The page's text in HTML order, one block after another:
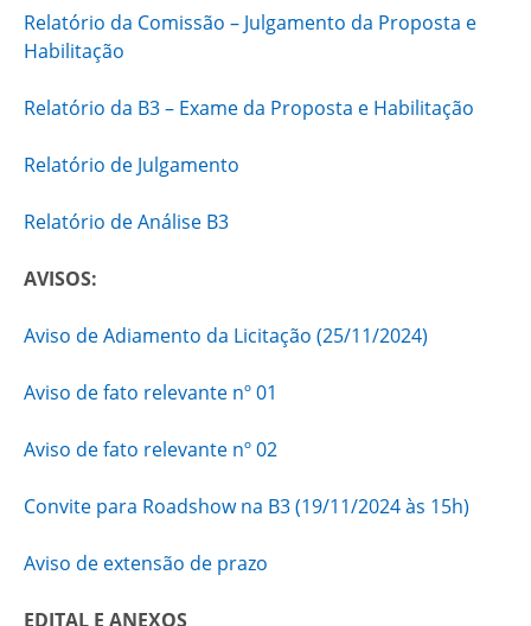
Relatório da Comissão – Julgamento da Proposta e
Habilitação
Relatório da B3 – Exame da Proposta e Habilitação
Relatório de Julgamento
Relatório de Análise B3
AVISOS:
Aviso de Adiamento da Licitação (25/11/2024)
Aviso de fato relevante nº 01
Aviso de fato relevante nº 02
Convite para Roadshow na B3 (19/11/2024 às 15h)
Aviso de extensão de prazo
EDITAL E ANEXOS